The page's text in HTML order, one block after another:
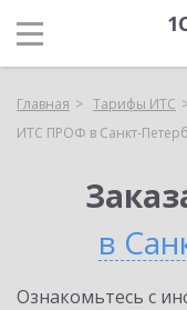
Главная Тарифы ИТС
ИТС ПРОФ в Санкт-
в
Ознакомьтесь с